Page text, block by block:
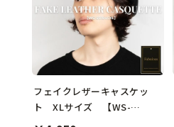
フェイクレザーキャスケッ
ト XLサイズ 【WS-